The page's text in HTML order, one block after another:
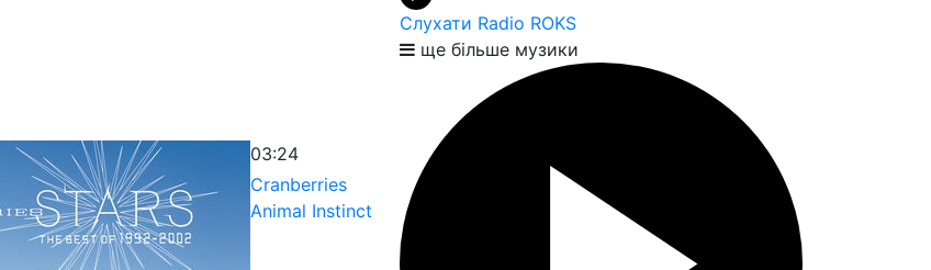
03:24
Cranberries
Animal Instinct
Слухати Radio ROKS
ще більше музики